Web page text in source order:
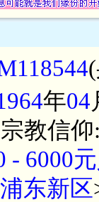
年04
教信仰
- 6000
东新区